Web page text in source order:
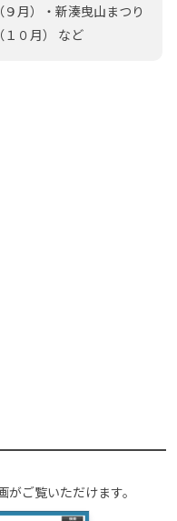
（９月）・新湊曳山まつり
（１０月） など
ご覧いただけます。